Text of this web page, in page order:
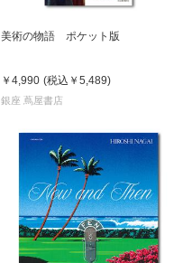
美術の物語 ポケット版
￥4,990 (税込 ￥5,489)
銀座 蔦屋書店